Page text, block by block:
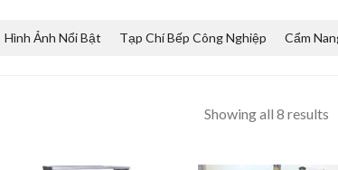
Hình Ảnh Nổi Bật Tạp Chí Bếp Công Nghiệp Cẩm
Showing all 8 results